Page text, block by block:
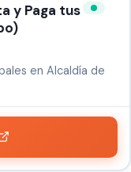
y Paga tus
en Alcaldía de